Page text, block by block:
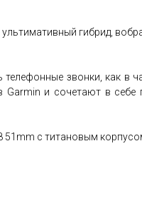
гибрид,
звонки, как в
и сочетают в себе
с титановым